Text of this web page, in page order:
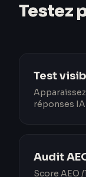
Testez
Test
réponses IA
Audit
Score AEO